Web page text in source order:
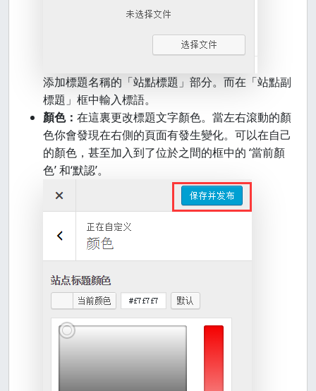
添加標題名稱的「站點標題」部分。而在「站點副
標題」框中輸入標語。
顏色： 在這裏更改標題文字顏色。當左右滾動的顏
色你會發現在右側的頁面有發生變化。可以在自己
的顏色，甚至加入到了位於之間的框中的 ‘當前顏
色’ 和‘默認’。